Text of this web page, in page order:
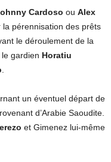
Cardoso ou Alex
la pérennisation des prêts
le déroulement de la
gardien Horatiu
.
un éventuel départ de
d’Arabie Saoudite.
et Gimenez lui-même